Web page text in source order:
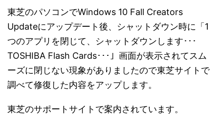
東芝のパソコンでWindows 10 Fall Creators
Updateにアップデート後、シャットダウン時に「1
つのアプリを閉じて、シャットダウンします･･･
TOSHIBA Flash Cards･･･」画面が表示されてスム
ーズに閉じない現象がありましたので東芝サイトで
調べて修復した内容をアップします。
東芝のサポートサイトで案内されています。